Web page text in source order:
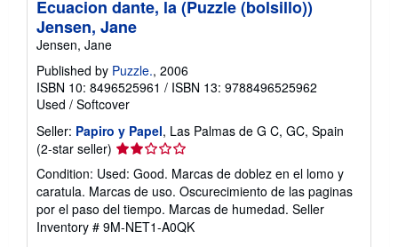
p
a
s
Ecuacion dante, la (Puzzle (bolsillo))
Jensen, Jane
Jensen, Jane
Published by Puzzle., 2006
ISBN 10: 8496525961 / ISBN 13: 9788496525962
Used / Softcover
Seller: Papiro y Papel, Las Palmas de G C, GC, Spain
(2-star seller) Seller
rating
2
out
of
5
Condition: Used: Good. Marcas de doblez en el lomo y
caratula. Marcas de uso. Oscurecimiento de las paginas
por el paso del tiempo. Marcas de humedad. Seller
Inventory # 9M-NET1-A0QK